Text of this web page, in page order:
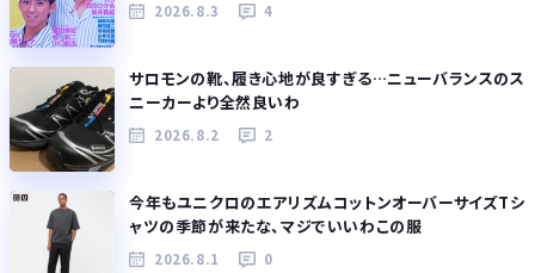
2026.8.3 4
サロモンの靴、履き心地が良すぎる…ニューバランスのス
ニーカーより全然良いわ
2026.8.2 2
今年もユニクロのエアリズムコットンオーバーサイズTシ
ャツの季節が来たな、マジでいいわこの服
2026.8.1 0